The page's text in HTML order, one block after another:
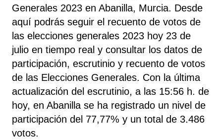
Generales 2023 en Abanilla, Murcia. Desde
aquí podrás seguir el recuento de votos de
las elecciones generales 2023 hoy 23 de
julio en tiempo real y consultar los datos de
participación, escrutinio y recuento de votos
de las Elecciones Generales. Con la última
actualización del escrutinio, a las 15:56 h. de
hoy, en Abanilla se ha registrado un nivel de
participación del 77,77% y un total de 3.486
votos.